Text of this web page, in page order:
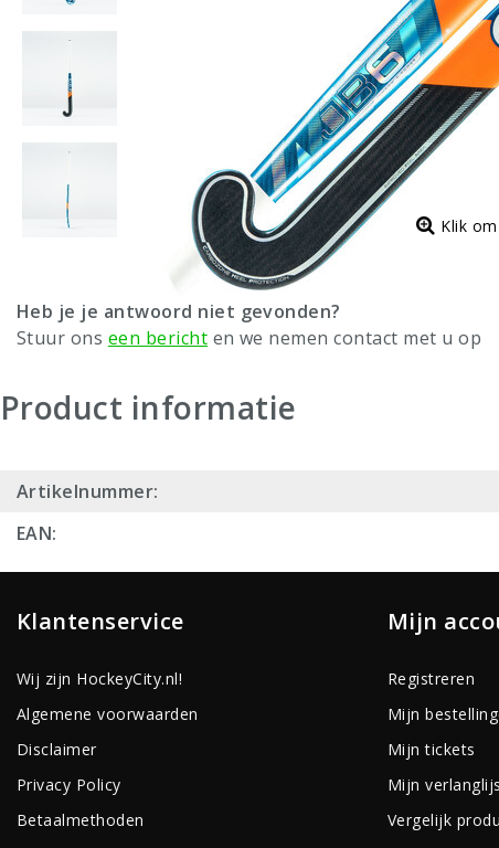
Klik
Heb je je antwoord niet gevonden?
Stuur ons een bericht en we nemen contact met u op
Product informatie
Artikelnummer:
EAN:
Klantenservice
Wij zijn HockeyCity.nl!
Algemene voorwaarden
Disclaimer
Privacy Policy
Betaalmethoden
Mijn
Registreren
Mijn
Mijn tickets
Mijn
Vergelijk